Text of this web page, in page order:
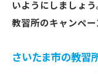
いようにしましょ
教習所のキャンペー
さいたま市の教習